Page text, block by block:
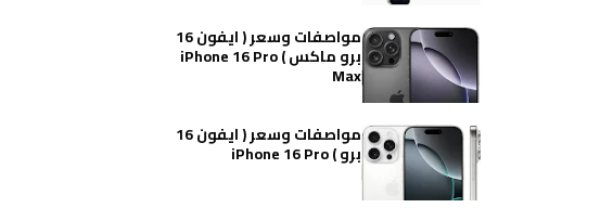
مواصفات وسعر ( ايفون 16
برو ماكس ) iPhone 16 Pro
Max
مواصفات وسعر ( ايفون 16
برو ) iPhone 16 Pro